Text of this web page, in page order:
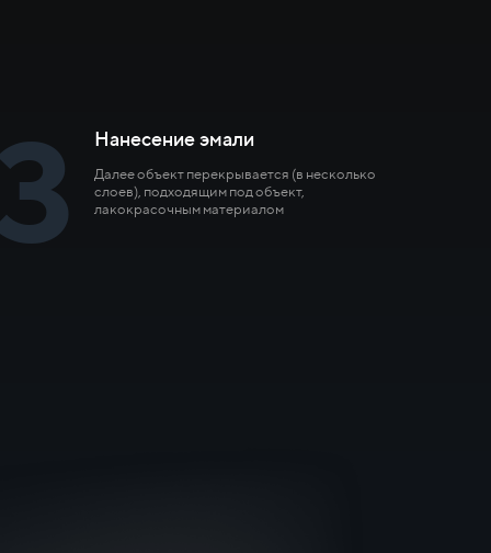
Нанесение эмали
Далее объект перекрывается (в несколько
слоев), подходящим под объект,
лакокрасочным материалом